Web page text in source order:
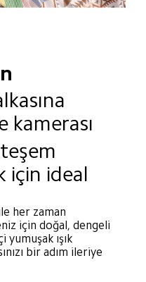
kamerası
için ideal
her zaman
için doğal, dengeli
yumuşak ışık
bir adım ileriye